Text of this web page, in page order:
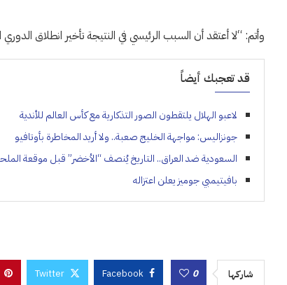
وأتم: “لا أعتقد أن السبب الرئيسي في النتيجة تأخير انطلاق
قد تعجبك أيضاً
لاعبو الهلال يلتقطون الصور التذكارية مع كأس العالم للأندية
جونزاليس: مواجهة الخليج صعبة.. ولا أريد المخاطرة بأوتافيو
السعودية ضد العراق.. التاريخ يُنصف “الأخضر” قبل موقعة
بافيتيمبي جوميز يعلن اعتزاله
شاركها 0
Facebook
Twitter